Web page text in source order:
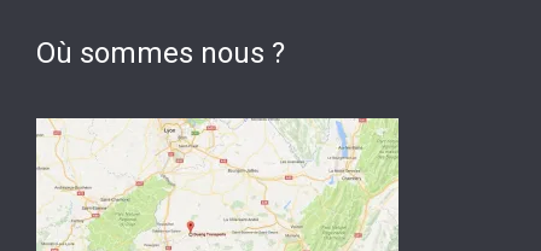
Où sommes nous ?